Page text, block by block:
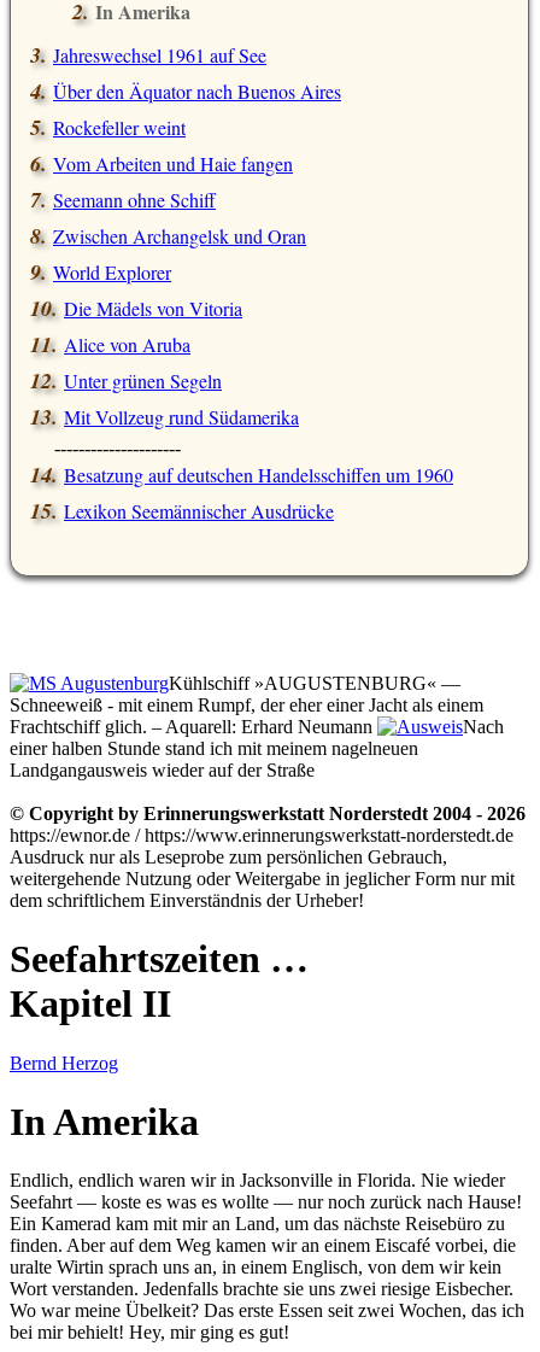
In Amerika
Jahreswechsel 1961 auf See
Über den Äquator nach Buenos Aires
Rockefeller weint
Vom Arbeiten und Haie fangen
Seemann ohne Schiff
Zwischen Archangelsk und Oran
World Explorer
Die Mädels von Vitoria
Alice von Aruba
Unter grünen Segeln
Mit Vollzeug rund Südamerika
---------------------
Besatzung auf deutschen Handelsschiffen um 1960
Lexikon Seemännischer Ausdrücke
Kühlschiff »AUGUSTENBURG« —
Schneeweiß - mit einem Rumpf, der eher einer Jacht als einem
Frachtschiff glich. – Aquarell: Erhard Neumann
Nach
einer halben Stunde stand ich mit meinem nagelneuen
Landgangausweis wieder auf der Straße
© Copyright by Erinnerungswerkstatt Norderstedt 2004 - 2026
https://ewnor.de / https://www.erinnerungswerkstatt-norderstedt.de
Ausdruck nur als Leseprobe zum persönlichen Gebrauch,
weitergehende Nutzung oder Weitergabe in jeglicher Form nur mit
dem schriftlichem Einverständnis der Urheber!
Seefahrtszeiten …
Kapitel II
Bernd Herzog
In Amerika
Endlich, endlich waren wir in Jacksonville in Florida. Nie wieder
Seefahrt — koste es was es wollte — nur noch zurück nach Hause!
Ein Kamerad kam mit mir an Land, um das nächste Reisebüro zu
finden. Aber auf dem Weg kamen wir an einem Eiscafé vorbei, die
uralte Wirtin sprach uns an, in einem Englisch, von dem wir kein
Wort verstanden. Jedenfalls brachte sie uns zwei riesige Eisbecher.
Wo war meine Übelkeit? Das erste Essen seit zwei Wochen, das ich
bei mir behielt! Hey, mir ging es gut!